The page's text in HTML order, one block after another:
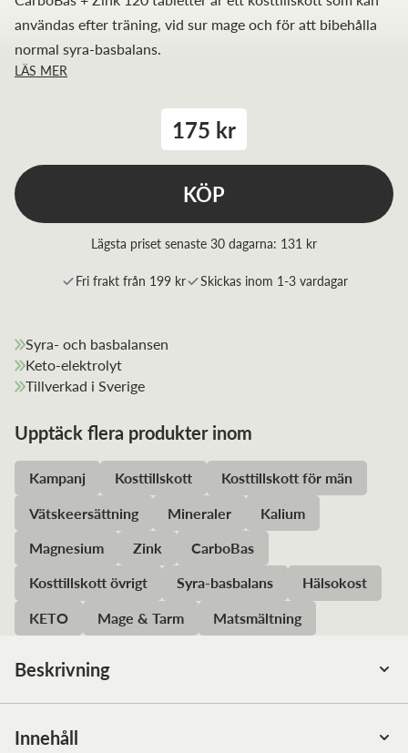
användas efter träning, vid sur mage och för att bibehålla
normal syra-basbalans.
LÄS MER
175 kr
KÖP
Lägsta priset senaste 30 dagarna: 131 kr
Fri frakt från 199 kr Skickas inom 1-3 vardagar
Syra- och basbalansen
Keto-elektrolyt
Tillverkad i Sverige
Upptäck flera produkter inom
Kampanj Kosttillskott
Kosttillskott för män
Vätskeersättning
Mineraler
Kalium
Magnesium
Zink
CarboBas
Kosttillskott övrigt
Syra-basbalans
Hälsokost
KETO
Mage & Tarm Matsmältning
Beskrivning
användas efter träning, vid besvär med sur mage och för att
Innehåll